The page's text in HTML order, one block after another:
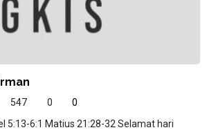
547 0
0
5:13-6:1 Matius 21:28-32 Selamat hari